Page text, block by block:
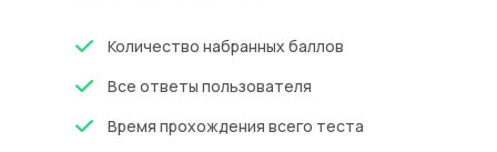
Все ответы пользователя
Количество набранных баллов
Время прохождения всего теста